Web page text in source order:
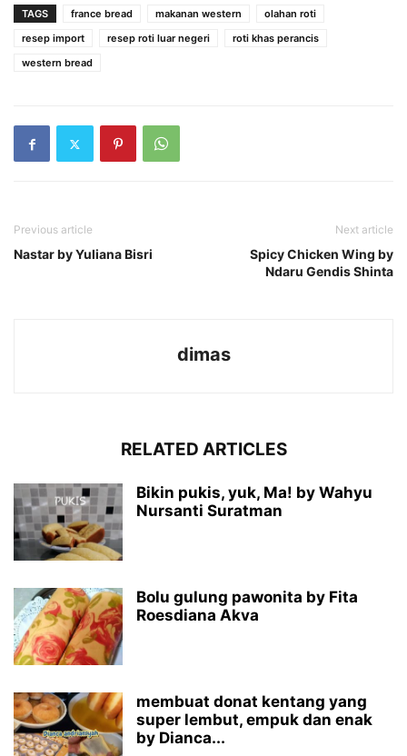
TAGS france bread makanan western
olahan roti
resep import
resep roti luar negeri
roti khas perancis
western bread
Previous article
Nastar by Yuliana Bisri
Next article
Spicy Chicken Wing by
Ndaru Gendis Shinta
dimas
RELATED ARTICLES
Bikin pukis, yuk, Ma! by Wahyu
Nursanti Suratman
Bolu gulung pawonita by Fita
Roesdiana Akva
membuat donat kentang yang
super lembut, empuk dan enak
by Dianca...